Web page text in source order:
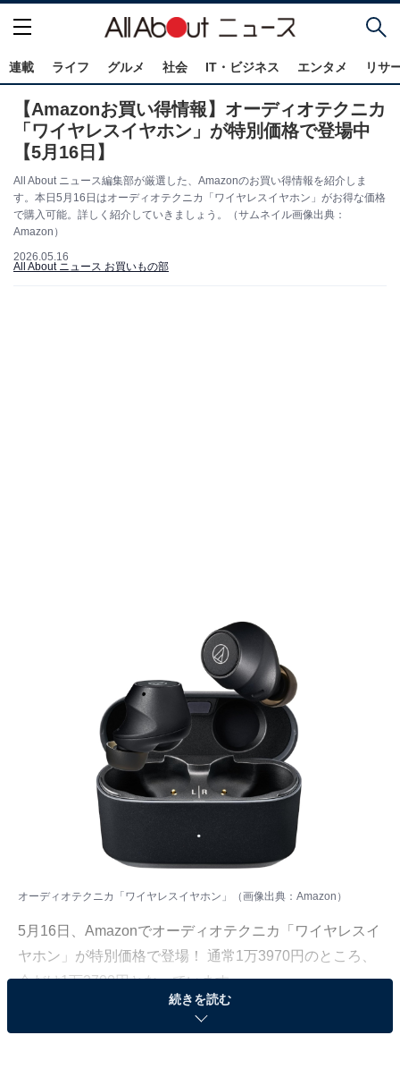
連載 ライフ グルメ 社会 IT・ビジネス エンタメ リサ
【Amazonお買い得情報】オーディオテクニカ
「ワイヤレスイヤホン」が特別価格で登場中
【5月16日】
All About ニュース編集部が厳選した、Amazonのお買い得情報を紹介しま
す。本日5月16日はオーディオテクニカ「ワイヤレスイヤホン」がお得な価格
で購入可能。詳しく紹介していきましょう。（サムネイル画像出典：
Amazon）
2026.05.16
All About ニュース お買いもの部
オーディオテクニカ「ワイヤレスイヤホン」（画像出典：Amazon）
5月16日、Amazonでオーディオテクニカ「ワイヤレスイ
ヤホン」が特別価格で登場！ 通常1万3970円のところ、
今だけ1万2700円となっています。
そのほかにも注目の商品がラインナップされているの
続きを読む